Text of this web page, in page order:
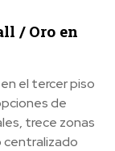
/ Oro en
el tercer piso
de
trece zonas
centralizado